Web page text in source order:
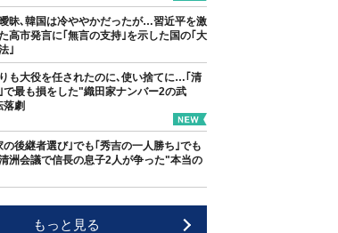
昧､韓国は冷ややかだったが…習近平を激
高市発言に｢無言の支持｣を示した国の｢大
｣
も大役を任されたのに､使い捨てに…｢清
で最も損をした"織田家ナンバー2の武
劇
の後継者選び｣でも｢秀吉の一人勝ち｣でも
洲会議で信長の息子2人が争った"本当の
もっと見る